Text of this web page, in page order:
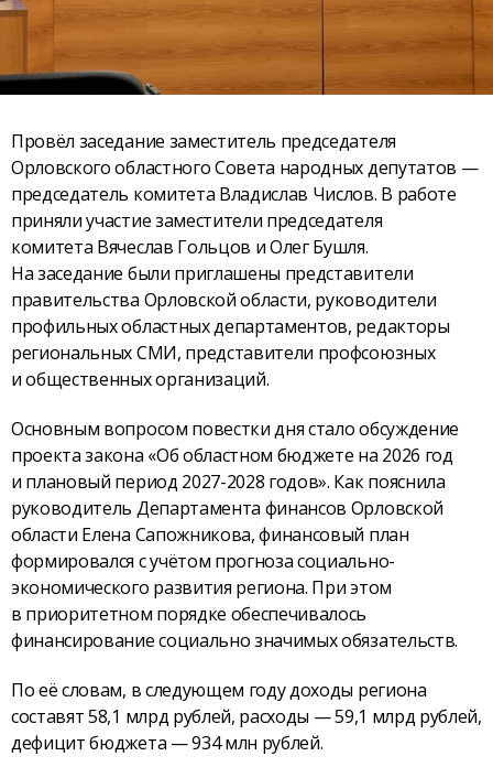
Провёл заседание заместитель председателя
Орловского областного Совета народных депутатов —
председатель комитета Владислав Числов. В работе
приняли участие заместители председателя
комитета Вячеслав Гольцов и Олег Бушля.
На заседание были приглашены представители
правительства Орловской области, руководители
профильных областных департаментов, редакторы
региональных СМИ, представители профсоюзных
и общественных организаций.
Основным вопросом повестки дня стало обсуждение
проекта закона «Об областном бюджете на 2026 год
и плановый период 2027-2028 годов». Как пояснила
руководитель Департамента финансов Орловской
области Елена Сапожникова, финансовый план
формировался с учётом прогноза социально-
экономического развития региона. При этом
в приоритетном порядке обеспечивалось
финансирование социально значимых обязательств.
По её словам, в следующем году доходы региона
составят 58,1 млрд рублей, расходы — 59,1 млрд рублей,
дефицит бюджета — 934 млн рублей.